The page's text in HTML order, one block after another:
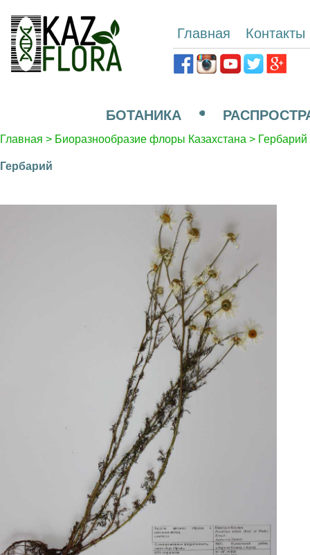
Главная Контакты
БОТАНИКА
Главная > Биоразнообразие флоры Казахстана > Гербарий
Гербарий